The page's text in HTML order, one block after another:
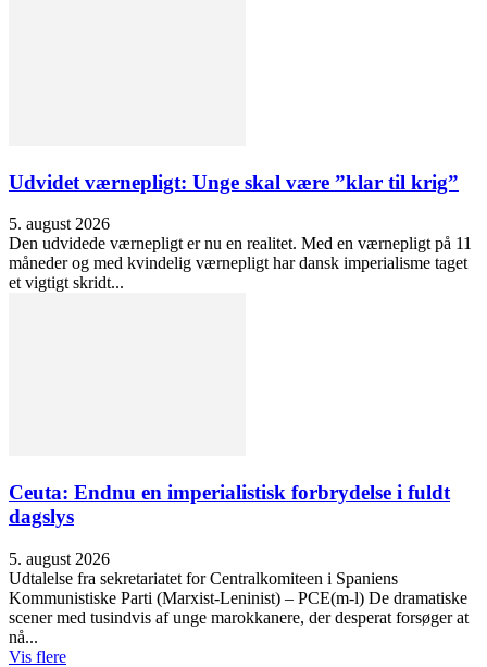
Udvidet værnepligt: Unge skal være ”klar til krig”
5. august 2026
Den udvidede værnepligt er nu en realitet. Med en værnepligt på 11
måneder og med kvindelig værnepligt har dansk imperialisme taget
et vigtigt skridt...
Ceuta: Endnu en imperialistisk forbrydelse i fuldt
dagslys
5. august 2026
Udtalelse fra sekretariatet for Centralkomiteen i Spaniens
Kommunistiske Parti (Marxist-Leninist) – PCE(m-l) De dramatiske
scener med tusindvis af unge marokkanere, der desperat forsøger at
nå...
Vis flere